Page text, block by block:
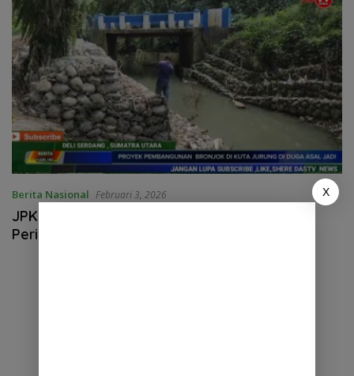
Berita Nasional Februari 3, 2026
JPKP Minta Kejaksaan Negeri Deli Sedang
Periksa Proyek Bronjong di Kuta Jurung
X